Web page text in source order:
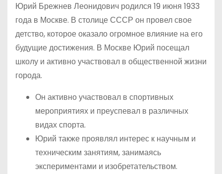
Юрий Брежнев Леонидович родился 19 июня 1933
года в Москве. В столице СССР он провел свое
детство, которое оказало огромное влияние на его
будущие достижения. В Москве Юрий посещал
школу и активно участвовал в общественной жизни
города.
Он активно участвовал в спортивных
мероприятиях и преуспевал в различных
видах спорта.
Юрий также проявлял интерес к научным и
техническим занятиям, занимаясь
экспериментами и изобретательством.